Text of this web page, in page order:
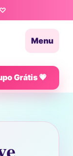
♡
Menu
Grátis 💗